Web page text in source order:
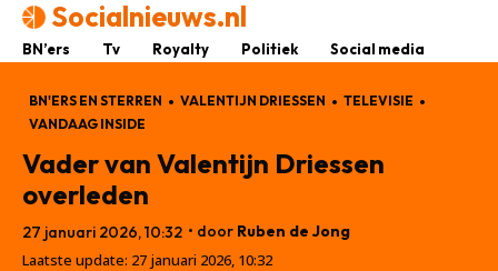
Socialnieuws.nl
BN’ers Tv Royalty Politiek Social media
BN'ERS EN STERREN VALENTIJN DRIESSEN
TELEVISIE
VANDAAG INSIDE
Vader van Valentijn Driessen
overleden
27 januari 2026, 10:32 • door Ruben de Jong
Laatste update: 27 januari 2026, 10:32